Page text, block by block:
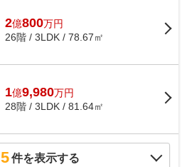
2億800万円
26階 / 3LDK / 78.67㎡
1億9,980万円
28階 / 3LDK / 81.64㎡
5件を表示する